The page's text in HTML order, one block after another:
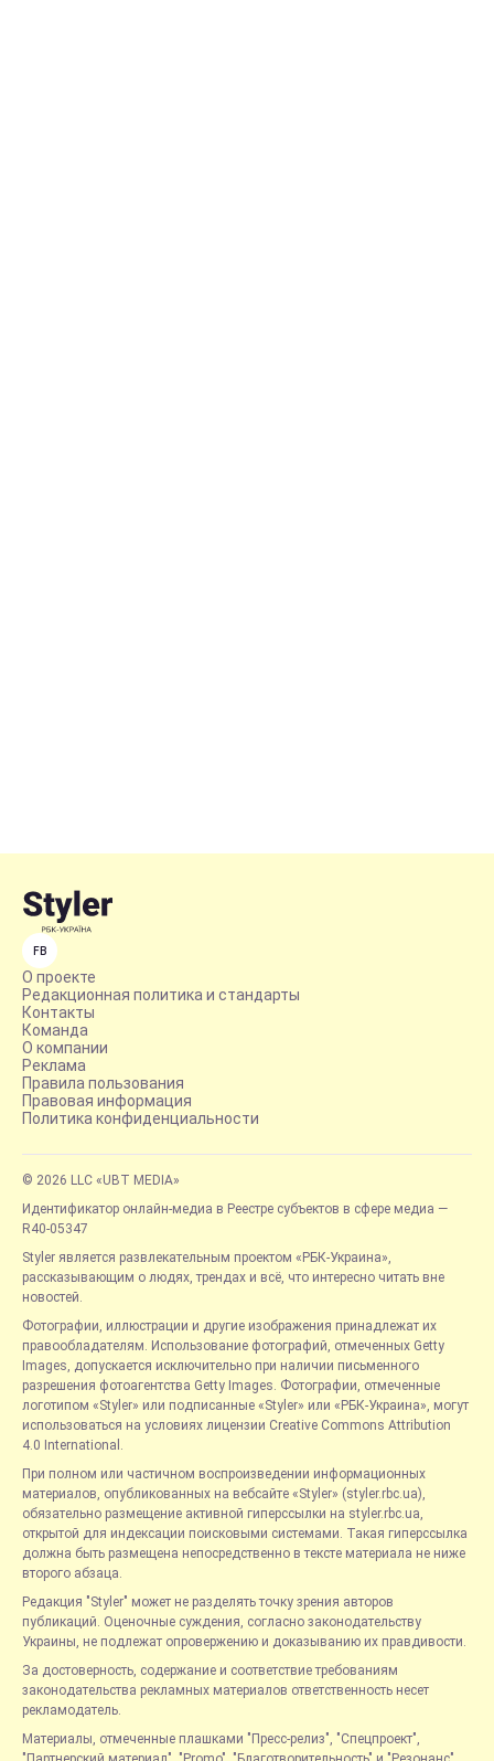
FB
О проекте
Редакционная политика и стандарты
Контакты
Команда
О компании
Реклама
Правила пользования
Правовая информация
Политика конфиденциальности
© 2026 LLC «UBT MEDIA»
Идентификатор онлайн-медиа в Реестре субъектов в сфере медиа —
R40-05347
Styler является развлекательным проектом «РБК-Украина»,
рассказывающим о людях, трендах и всё, что интересно читать вне
новостей.
Фотографии, иллюстрации и другие изображения принадлежат их
правообладателям. Использование фотографий, отмеченных Getty
Images, допускается исключительно при наличии письменного
разрешения фотоагентства Getty Images. Фотографии, отмеченные
логотипом «Styler» или подписанные «Styler» или «РБК-Украина», могут
использоваться на условиях лицензии Creative Commons Attribution
4.0 International.
При полном или частичном воспроизведении информационных
материалов, опубликованных на вебсайте «Styler» (styler.rbc.ua),
обязательно размещение активной гиперссылки на styler.rbc.ua,
открытой для индексации поисковыми системами. Такая гиперссылка
должна быть размещена непосредственно в тексте материала не ниже
второго абзаца.
Редакция "Styler" может не разделять точку зрения авторов
публикаций. Оценочные суждения, согласно законодательству
Украины, не подлежат опровержению и доказыванию их правдивости.
За достоверность, содержание и соответствие требованиям
законодательства рекламных материалов ответственность несет
рекламодатель.
Материалы, отмеченные плашками "Пресс-релиз", "Спецпроект",